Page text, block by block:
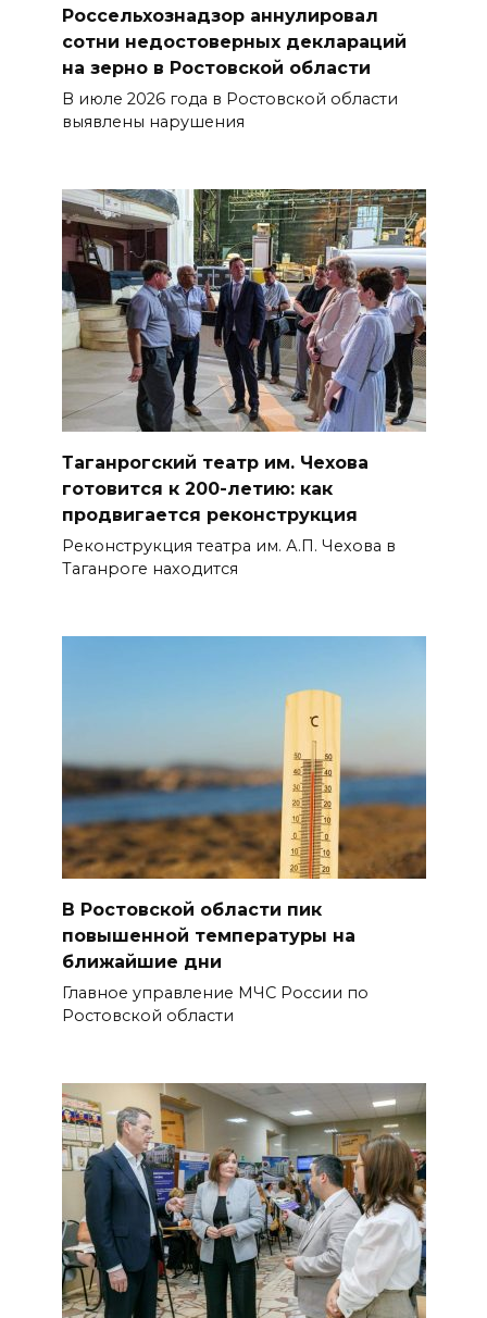
Россельхознадзор аннулировал
сотни недостоверных деклараций
на зерно в Ростовской области
В июле 2026 года в Ростовской области
выявлены нарушения
Таганрогский театр им. Чехова
готовится к 200-летию: как
продвигается реконструкция
Реконструкция театра им. А.П. Чехова в
Таганроге находится
В Ростовской области пик
повышенной температуры на
ближайшие дни
Главное управление МЧС России по
Ростовской области